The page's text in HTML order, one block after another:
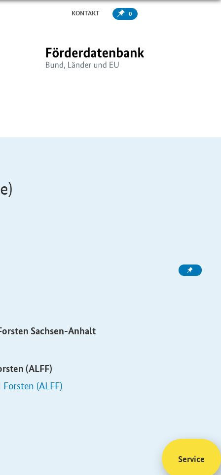
KONTAKT 0
Sachsen-Anhalt
(ALFF)
(ALFF)
Service